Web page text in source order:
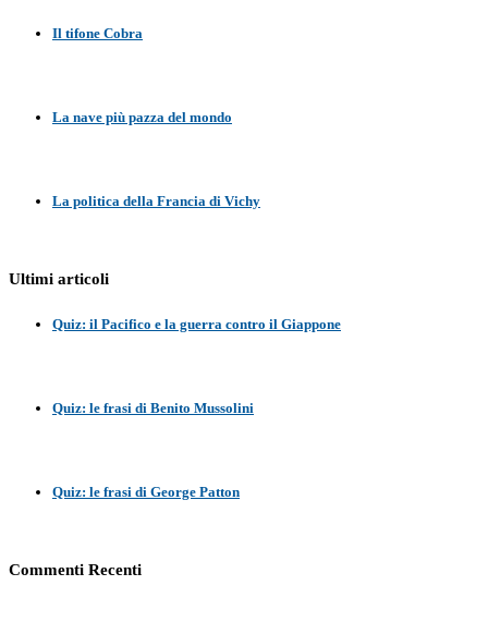
Il tifone Cobra
La nave più pazza del mondo
La politica della Francia di Vichy
Ultimi articoli
Quiz: il Pacifico e la guerra contro il Giappone
Quiz: le frasi di Benito Mussolini
Quiz: le frasi di George Patton
Commenti Recenti